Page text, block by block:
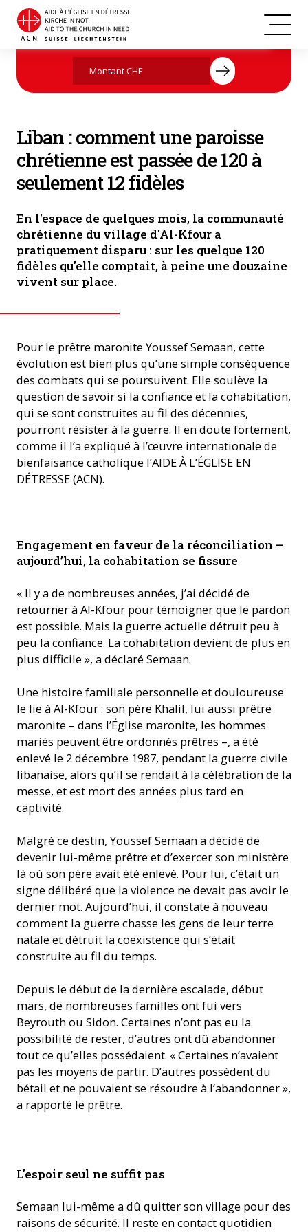
Un office religieux célébré par le père Youssef Semaan au Liban.
(Photo: ACN)
Agissez maintenant par votre don
Liban : comment une paroisse
chrétienne est passée de 120 à
seulement 12 fidèles
En l'espace de quelques mois, la communauté
chrétienne du village d'Al-Kfour a
pratiquement disparu : sur les quelque 120
fidèles qu'elle comptait, à peine une douzaine
vivent sur place.
Pour le prêtre maronite Youssef Semaan, cette
évolution est bien plus qu’une simple conséquence
des combats qui se poursuivent. Elle soulève la
question de savoir si la confiance et la cohabitation,
qui se sont construites au fil des décennies,
pourront résister à la guerre. Il en doute fortement,
comme il l’a expliqué à l’œuvre internationale de
bienfaisance catholique l’AIDE À L’ÉGLISE EN
DÉTRESSE (ACN).
(Photo: ACN)
Engagement en faveur de la réconciliation –
aujourd’hui, la cohabitation se fissure
« Il y a de nombreuses années, j’ai décidé de
retourner à Al-Kfour pour témoigner que le pardon
est possible. Mais la guerre actuelle détruit peu à
peu la confiance. La cohabitation devient de plus en
plus difficile », a déclaré Semaan.
Une histoire familiale personnelle et douloureuse
le lie à Al-Kfour : son père Khalil, lui aussi prêtre
maronite – dans l’Église maronite, les hommes
mariés peuvent être ordonnés prêtres –, a été
enlevé le 2 décembre 1987, pendant la guerre civile
libanaise, alors qu’il se rendait à la célébration de la
messe, et est mort des années plus tard en
captivité.
Malgré ce destin, Youssef Semaan a décidé de
devenir lui-même prêtre et d’exercer son ministère
là où son père avait été enlevé. Pour lui, c’était un
signe délibéré que la violence ne devait pas avoir le
dernier mot. Aujourd’hui, il constate à nouveau
comment la guerre chasse les gens de leur terre
natale et détruit la coexistence qui s’était
construite au fil du temps.
Depuis le début de la dernière escalade, début
mars, de nombreuses familles ont fui vers
Beyrouth ou Sidon. Certaines n’ont pas eu la
possibilité de rester, d’autres ont dû abandonner
tout ce qu’elles possédaient. « Certaines n’avaient
pas les moyens de partir. D’autres possèdent du
bétail et ne pouvaient se résoudre à l’abandonner »,
a rapporté le prêtre.
L'espoir seul ne suffit pas
Semaan lui-même a dû quitter son village pour des
raisons de sécurité. Il reste en contact quotidien
dans son église au Liban. (Photo: ACN)